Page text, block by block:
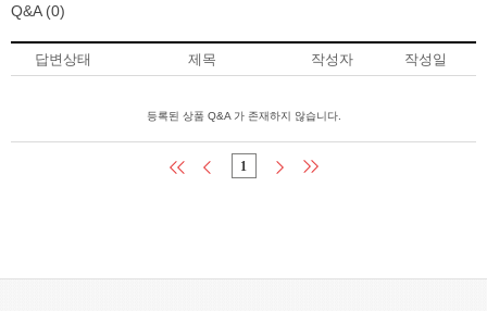
Q&A (0)
답변상태 제목 작성자 작성일
등록된 상품 Q&A 가 존재하지 않습니다.
1